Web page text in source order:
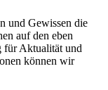
und Gewissen die
auf den eben
für Aktualität und
können wir